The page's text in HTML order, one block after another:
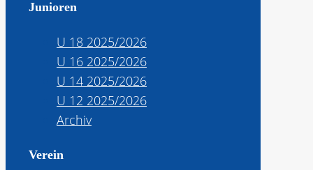
Junioren
U 18 2025/2026
U 16 2025/2026
U 14 2025/2026
U 12 2025/2026
Archiv
Verein